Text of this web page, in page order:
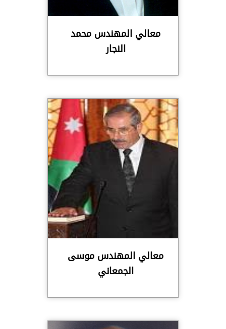
معالي المهندس محمد
النجار
معالي المهندس موسى
الجمعاني